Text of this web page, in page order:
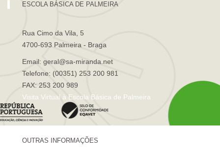
ESCOLA BÁSICA DE PALMEIRA
Rua Cimo da Vila, 5
4700-693 Palmeira - Braga
Email: geral@sa-miranda.net
Telefone: (00351) 253 200 981
FAX: 253 200 989
Visita Virtual à Escola Básica de Palmeira
OUTRAS INFORMAÇÕES